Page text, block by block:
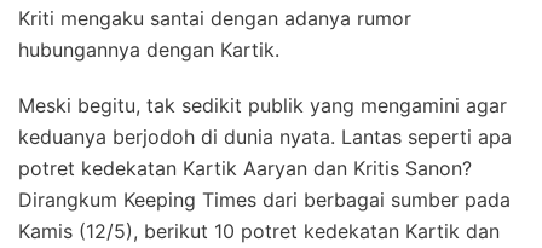
Kriti mengaku santai dengan adanya rumor
hubungannya dengan Kartik.
Meski begitu, tak sedikit publik yang mengamini agar
keduanya berjodoh di dunia nyata. Lantas seperti apa
potret kedekatan Kartik Aaryan dan Kritis Sanon?
Dirangkum Keeping Times dari berbagai sumber pada
Kamis (12/5), berikut 10 potret kedekatan Kartik dan